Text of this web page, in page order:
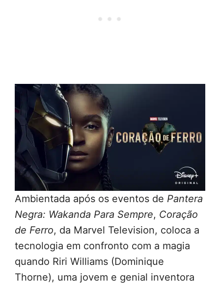
Ambientada após os eventos de Pantera
Negra: Wakanda Para Sempre, Coração
de Ferro, da Marvel Television, coloca a
tecnologia em confronto com a magia
quando Riri Williams (Dominique
Thorne), uma jovem e genial inventora